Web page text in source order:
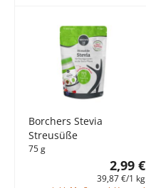
Borchers Stevia
Streusüße
75 g
2,99 €
39,87 €/1 kg